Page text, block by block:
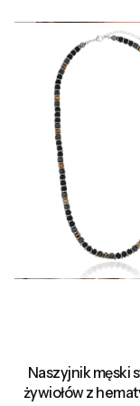
Naszyjnik męski
żywiołów z